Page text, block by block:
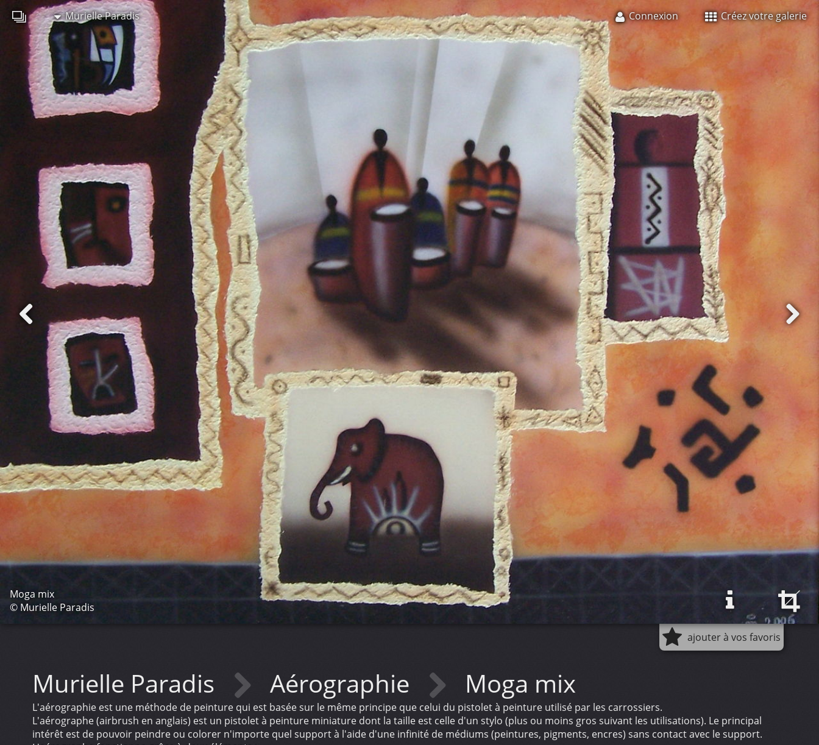
Murielle Paradis Connexion Créez votre galerie
Moga mix
© Murielle Paradis
ajouter à vos favoris
Murielle Paradis Aérographie Moga mix
L'aérographie est une méthode de peinture qui est basée sur le même principe que celui du pistolet à peinture utilisé par les carrossiers.
L'aérographe (airbrush en anglais) est un pistolet à peinture miniature dont la taille est celle d'un stylo (plus ou moins gros suivant les utilisations). Le principal
intérêt est de pouvoir peindre ou colorer n'importe quel support à l'aide d'une infinité de médiums (peintures, pigments, encres) sans contact avec le support.